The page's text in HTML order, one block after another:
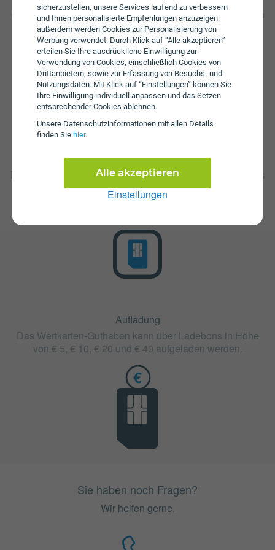
sicherzustellen, unsere Services laufend zu verbessern
und Ihnen personalisierte Empfehlungen anzuzeigen
außerdem werden Cookies zur Personalisierung von
Werbung verwendet. Durch Klick auf “Alle akzeptieren”
erteilen Sie Ihre ausdrückliche Einwilligung zur
Verwendung von Cookies, einschließlich Cookies von
Drittanbietern, sowie zur Erfassung von Besuchs- und
Nutzungsdaten. Mit Klick auf “Einstellungen” können Sie
Ihre Einwilligung individuell anpassen und das Setzen
entsprechender Cookies ablehnen.
Unsere Daten­schutz­informationen mit allen Details
finden Sie hier.
Einstellungen
Alle akzeptieren
aufgebraucht ist können Sie mit 7.2 Mbit/s weitersurfen. Es
sind Zusatzpakete zum Aufstocken von Daten erhältlich.
Bei einem Wertkarten-Tarif wird keine Servicepauschale
erhoben.
Startpaket
Die SIM-Karte zum Tarif WOWWW! - Travel M ist kostenlos
und über die Webseite von Wowww! erhältlich.
Tarifoptionen können nach Erhalt der Karte hinzugebucht
Aufladung
Das Wertkarten-Guthaben kann über Ladebons in Höhe
von € 5, € 10, € 20 und € 40 aufgeladen werden.
Sie haben noch Fragen?
Wir helfen gerne.